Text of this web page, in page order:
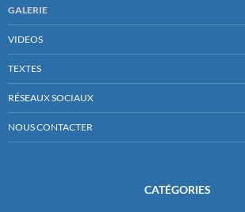
GALERIE
VIDEOS
TEXTES
RÉSEAUX SOCIAUX
NOUS CONTACTER
CATÉGORIES